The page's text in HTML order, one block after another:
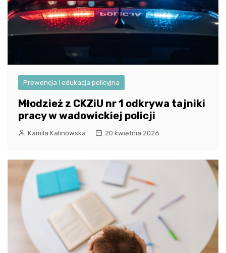
Prewencja i edukacja policyjna
Młodzież z CKZiU nr 1 odkrywa tajniki
pracy w wadowickiej policji
Kamila Kalinowska 20 kwietnia 2026